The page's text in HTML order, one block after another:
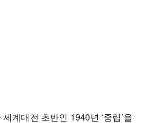
계대전 초반인 1940년 ‘중립’을